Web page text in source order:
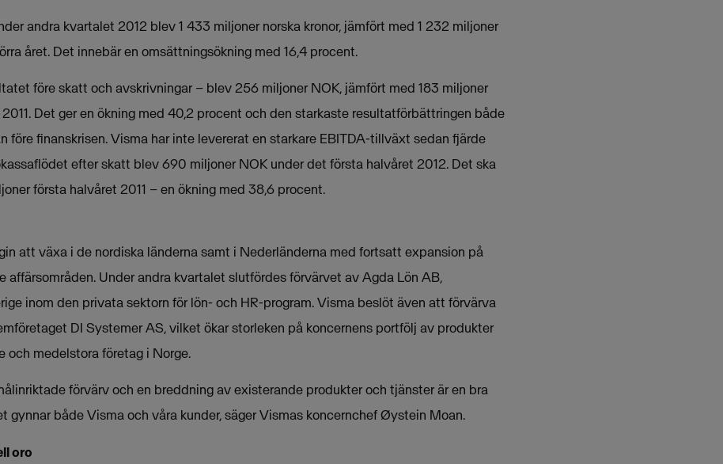
andra kvartalet 2012 blev 1 433 miljoner norska kronor, jämfört med 1 232 miljoner
året. Det innebär en omsättningsökning med 16,4 procent.
före skatt och avskrivningar – blev 256 miljoner NOK, jämfört med 183 miljoner
Det ger en ökning med 40,2 procent och den starkaste resultatförbättringen både
före finanskrisen. Visma har inte levererat en starkare EBITDA-tillväxt sedan fjärde
efter skatt blev 690 miljoner NOK under det första halvåret 2012. Det ska
första halvåret 2011 – en ökning med 38,6 procent.
att växa i de nordiska länderna samt i Nederländerna med fortsatt expansion på
affärsområden. Under andra kvartalet slutfördes förvärvet av Agda Lön AB,
inom den privata sektorn för lön- och HR-program. Visma beslöt även att förvärva
DI Systemer AS, vilket ökar storleken på koncernens portfölj av produkter
och medelstora företag i Norge.
förvärv och en breddning av existerande produkter och tjänster är en bra
gynnar både Visma och våra kunder, säger Vismas koncernchef Øystein Moan.
oro